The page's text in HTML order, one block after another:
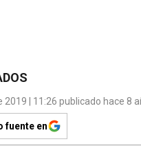
2019 | 11:26 publicado hace 8
fuente en